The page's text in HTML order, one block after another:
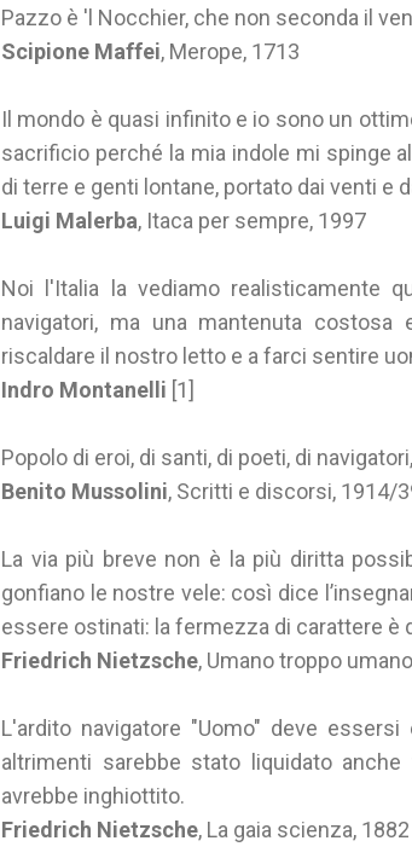
Pazzo è 'l Nocchier, che non seconda il
Scipione Maffei, Merope, 1713
Il mondo è quasi infinito e io sono un
sacrificio perché la mia indole mi spinge
di terre e genti lontane, portato dai venti e
Luigi Malerba, Itaca per sempre, 1997
Noi l'Italia la vediamo realisticamente
navigatori, ma una mantenuta
riscaldare il nostro letto e a farci sentire
Indro Montanelli [1]
Popolo di eroi, di santi, di poeti, di
Benito Mussolini, Scritti e discorsi, 1914/
La via più breve non è la più diritta
gonfiano le nostre vele: così dice
essere ostinati: la fermezza di carattere è
Friedrich Nietzsche, Umano troppo
L'ardito navigatore "Uomo" deve
altrimenti sarebbe stato liquidato
avrebbe inghiottito.
Friedrich Nietzsche, La gaia scienza, 1882